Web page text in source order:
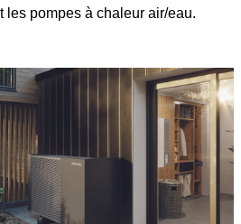
les pompes à chaleur air/eau.